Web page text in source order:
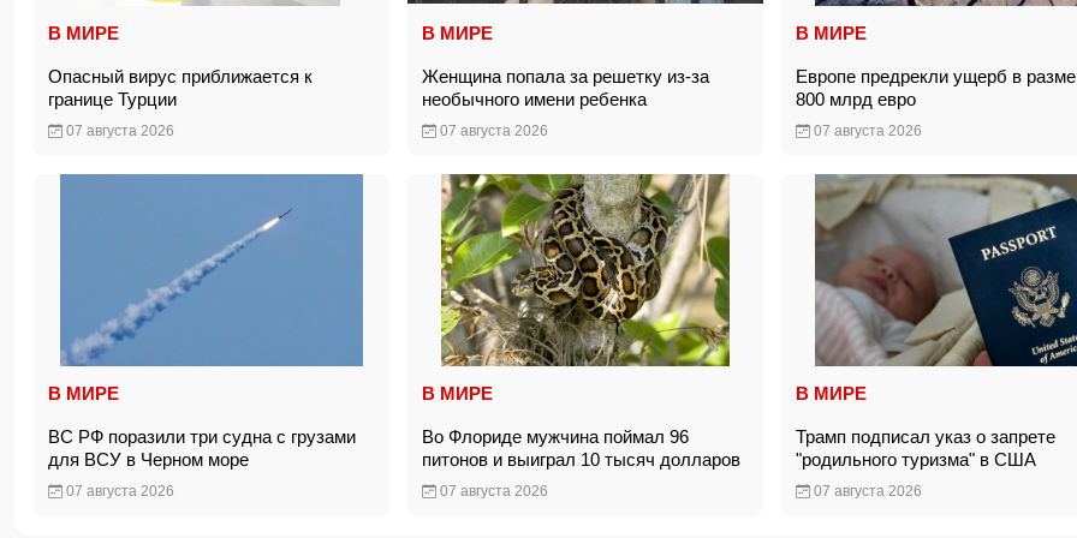
В МИРЕ
Опасный вирус приближается к
границе Турции
07 августа 2026
В МИРЕ
Женщина попала за решетку из-за
необычного имени ребенка
07 августа 2026
В МИРЕ
Европе предрекли ущерб в
800 млрд евро
07 августа 2026
В МИРЕ
ВС РФ поразили три судна с грузами
для ВСУ в Черном море
07 августа 2026
В МИРЕ
Во Флориде мужчина поймал 96
питонов и выиграл 10 тысяч долларов
07 августа 2026
В МИРЕ
Трамп подписал указ о запрете
"родильного туризма" в США
07 августа 2026